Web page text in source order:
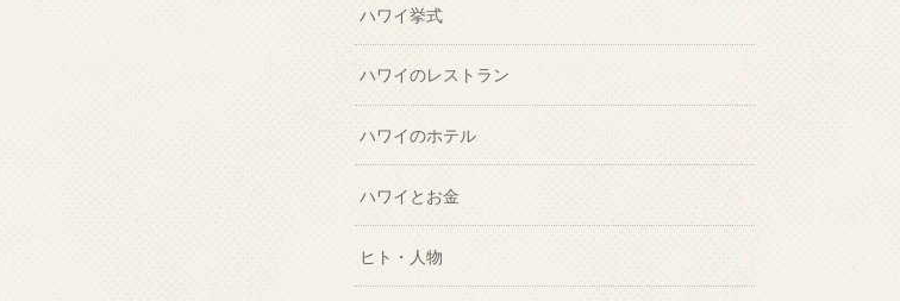
ハワイ挙式
ハワイのレストラン
ハワイのホテル
ハワイとお金
ヒト・人物